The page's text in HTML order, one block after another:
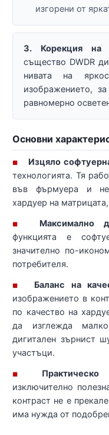
изгорени от
3. Корекция на
същество DWDR
нивата на
изображението,
равномерно
Основни
■ Изцяло
технологията. Тя
във фърмуера и не
хардуер на
■ Максимално
функцията е
значително по-
потребителя.
■ Баланс на
изображението в
по качество на
да изглежда
дигитален зърнист
участъци.
■ Практическо
изключително
контраст не е
има нужда от